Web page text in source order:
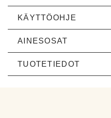
KÄYTTÖOHJE
AINESOSAT
TUOTETIEDOT